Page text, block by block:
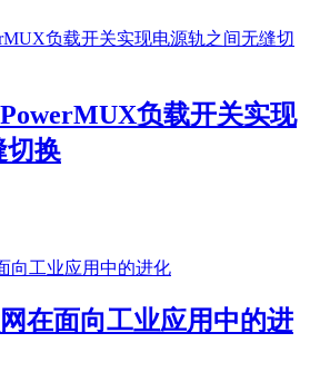
负载开关实现
切换
在面向工业应用中的进